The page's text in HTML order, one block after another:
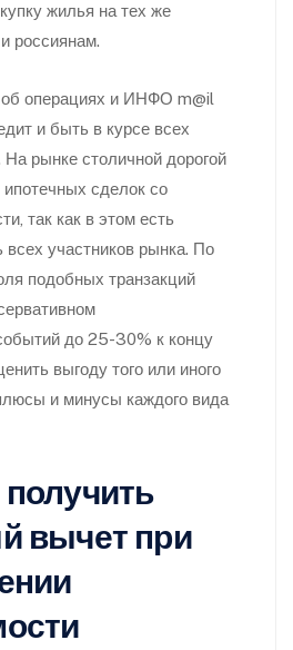
жилья на тех же
россиянам.
операциях и ИНФО m@il
и быть в курсе всех
На рынке столичной дорогой
сделок со
так как в этом есть
всех участников рынка. По
подобных транзакций
до 25-30% к концу
выгоду того или иного
и минусы каждого вида
вычет при